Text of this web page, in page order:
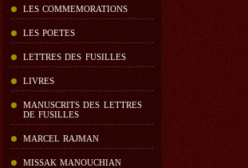
LES COMMEMORATIONS
LES POETES
LETTRES DES FUSILLES
LIVRES
MANUSCRITS DES LETTRES
DE FUSILLES
MARCEL RAJMAN
MISSAK MANOUCHIAN